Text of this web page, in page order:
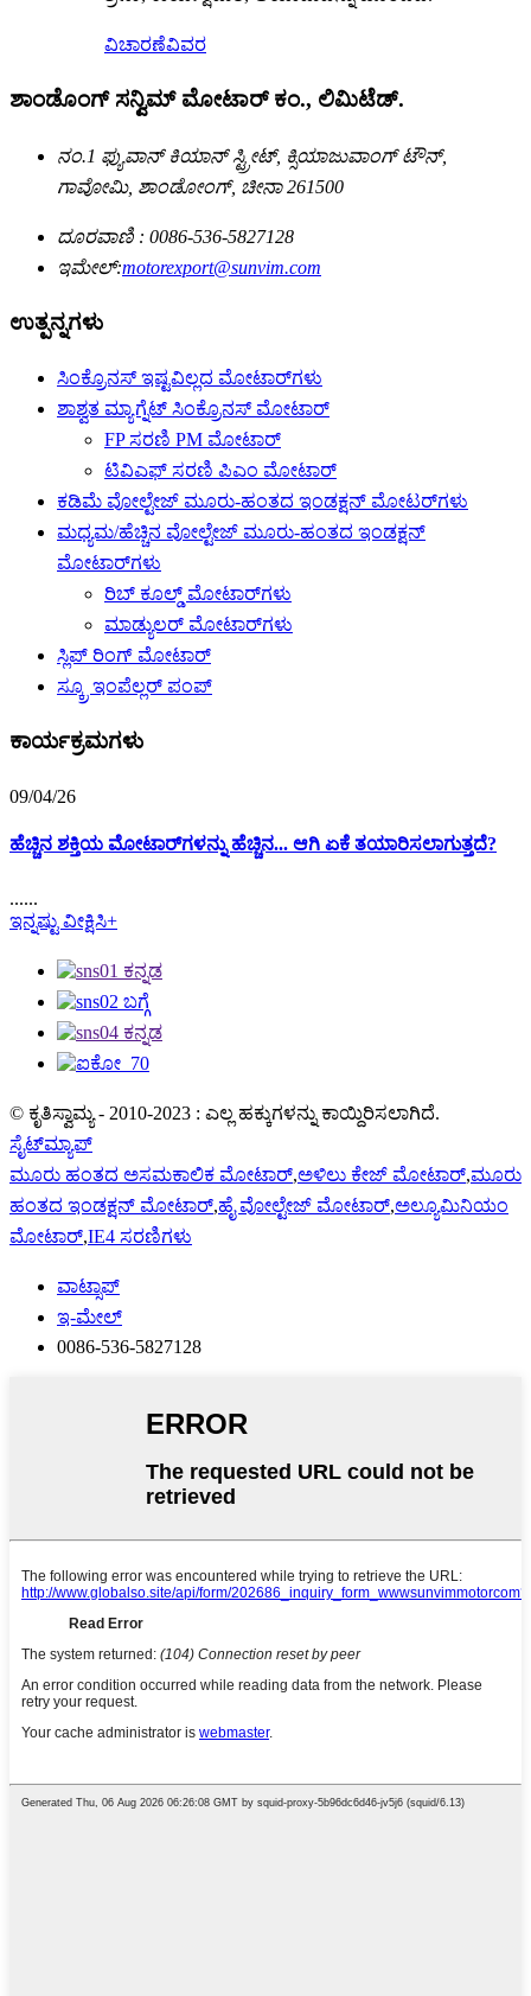
ವಿಚಾರಣೆವಿವರ
ಶಾಂಡೊಂಗ್ ಸನ್ವಿಮ್ ಮೋಟಾರ್ ಕಂ., ಲಿಮಿಟೆಡ್.
ನಂ.1 ಫ್ಯುವಾನ್ ಕಿಯಾನ್ ಸ್ಟ್ರೀಟ್, ಕ್ಸಿಯಾಜುವಾಂಗ್ ಟೌನ್,
ಗಾವೋಮಿ, ಶಾಂಡೋಂಗ್, ಚೀನಾ 261500
ದೂರವಾಣಿ : 0086-536-5827128
ಇಮೇಲ್:motorexport@sunvim.com
ಉತ್ಪನ್ನಗಳು
ಸಿಂಕ್ರೊನಸ್ ಇಷ್ಟವಿಲ್ಲದ ಮೋಟಾರ್‌ಗಳು
ಶಾಶ್ವತ ಮ್ಯಾಗ್ನೆಟ್ ಸಿಂಕ್ರೊನಸ್ ಮೋಟಾರ್
FP ಸರಣಿ PM ಮೋಟಾರ್
ಟಿವಿಎಫ್ ಸರಣಿ ಪಿಎಂ ಮೋಟಾರ್
ಕಡಿಮೆ ವೋಲ್ಟೇಜ್ ಮೂರು-ಹಂತದ ಇಂಡಕ್ಷನ್ ಮೋಟರ್‌ಗಳು
ಮಧ್ಯಮ/ಹೆಚ್ಚಿನ ವೋಲ್ಟೇಜ್ ಮೂರು-ಹಂತದ ಇಂಡಕ್ಷನ್
ಮೋಟಾರ್‌ಗಳು
ರಿಬ್ ಕೂಲ್ಡ್ ಮೋಟಾರ್‌ಗಳು
ಮಾಡ್ಯುಲರ್ ಮೋಟಾರ್‌ಗಳು
ಸ್ಲಿಪ್ ರಿಂಗ್ ಮೋಟಾರ್
ಸ್ಕ್ರೂ ಇಂಪೆಲ್ಲರ್ ಪಂಪ್
ಕಾರ್ಯಕ್ರಮಗಳು
09/04/26
ಹೆಚ್ಚಿನ ಶಕ್ತಿಯ ಮೋಟಾರ್‌ಗಳನ್ನು ಹೆಚ್ಚಿನ... ಆಗಿ ಏಕೆ ತಯಾರಿಸಲಾಗುತ್ತದೆ?
......
ಇನ್ನಷ್ಟು ವೀಕ್ಷಿಸಿ+
© ಕೃತಿಸ್ವಾಮ್ಯ - 2010-2023 : ಎಲ್ಲ ಹಕ್ಕುಗಳನ್ನು ಕಾಯ್ದಿರಿಸಲಾಗಿದೆ.
ಸೈಟ್‌ಮ್ಯಾಪ್
ಮೂರು ಹಂತದ ಅಸಮಕಾಲಿಕ ಮೋಟಾರ್,ಅಳಿಲು ಕೇಜ್ ಮೋಟಾರ್,ಮೂರು
ಹಂತದ ಇಂಡಕ್ಷನ್ ಮೋಟಾರ್,ಹೈ ವೋಲ್ಟೇಜ್ ಮೋಟಾರ್,ಅಲ್ಯೂಮಿನಿಯಂ
ಮೋಟಾರ್,IE4 ಸರಣಿಗಳು
ವಾಟ್ಸಾಪ್
ಇ-ಮೇಲ್
0086-536-5827128